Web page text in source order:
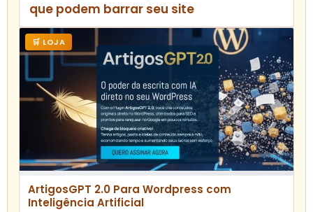
que podem barrar seu site
🛒 LOJA
ArtigosGPT 2.0 Para Wordpress com
Inteligência Artificial